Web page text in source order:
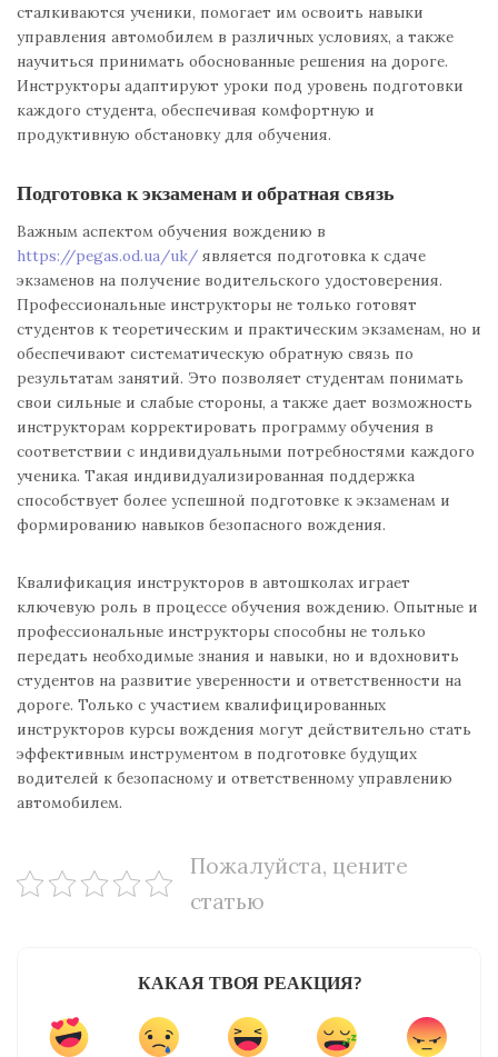
сталкиваются ученики, помогает им освоить навыки
управления автомобилем в различных условиях, а также
научиться принимать обоснованные решения на дороге.
Инструкторы адаптируют уроки под уровень подготовки
каждого студента, обеспечивая комфортную и
продуктивную обстановку для обучения.
Подготовка к экзаменам и обратная связь
Важным аспектом обучения вождению в
https://pegas.od.ua/uk/ является подготовка к сдаче
экзаменов на получение водительского удостоверения.
Профессиональные инструкторы не только готовят
студентов к теоретическим и практическим экзаменам, но и
обеспечивают систематическую обратную связь по
результатам занятий. Это позволяет студентам понимать
свои сильные и слабые стороны, а также дает возможность
инструкторам корректировать программу обучения в
соответствии с индивидуальными потребностями каждого
ученика. Такая индивидуализированная поддержка
способствует более успешной подготовке к экзаменам и
формированию навыков безопасного вождения.
Квалификация инструкторов в автошколах играет
ключевую роль в процессе обучения вождению. Опытные и
профессиональные инструкторы способны не только
передать необходимые знания и навыки, но и вдохновить
студентов на развитие уверенности и ответственности на
дороге. Только с участием квалифицированных
инструкторов курсы вождения могут действительно стать
эффективным инструментом в подготовке будущих
водителей к безопасному и ответственному управлению
автомобилем.
Пожалуйста, цените
статью
КАКАЯ ТВОЯ РЕАКЦИЯ?